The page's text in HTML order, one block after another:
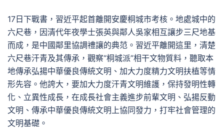
17日下戰書，習近平起首離開安慶桐城市考核。地處城中的
六尺巷，因清代年夜學士張英與鄰人吳家相互讓步三尺地基
而成，是中國鄰里協調禮讓的典范。習近平離開這里，清楚
六尺巷汗青及其傳承，觀察“桐城派”相干文物質料，聽取本
地傳承弘揚中華優良傳統文明、加大力度精力文明扶植等情
形先容。他誇大，要加大力度汗青文明維護，保持發明性轉
化、立異性成長，在成長社會主義進步前輩文明、弘揚反動
文明、傳承中華優良傳統文明上協同發力，打牢社會管理的
文明基礎。